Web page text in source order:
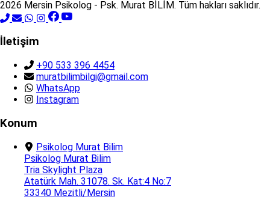
2026 Mersin Psikolog - Psk. Murat BİLİM. Tüm hakları saklıdır.
İletişim
+90 533 396 4454
muratbilimbilgi@gmail.com
WhatsApp
Instagram
Konum
Psikolog Murat Bilim
Psikolog Murat Bilim
Tria Skylight Plaza
Atatürk Mah. 31078. Sk. Kat:4 No:7
33340 Mezitli/Mersin